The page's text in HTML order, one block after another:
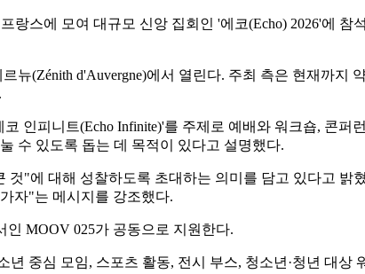
스에 모여 대규모 신앙 집회인 '에코(Echo) 2026'에 참
뉴(Zénith d'Auvergne)에서 열린다. 주최 측은 현재까지
인피니트(Echo Infinite)'를 주제로 예배와 워크숍, 콘
수 있도록 돕는 데 목적이 있다고 설명했다.
"에 대해 성찰하도록 초대하는 의미를 담고 있다고 밝
자"는 메시지를 강조했다.
MOOV 025가 공동으로 지원한다.
중심 모임, 스포츠 활동, 전시 부스, 청소년·청년 대상